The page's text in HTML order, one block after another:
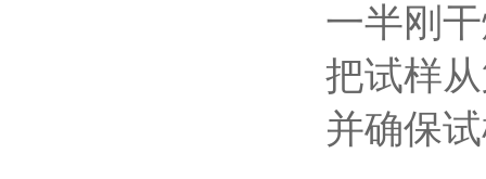
一半刚
把试样
并确保